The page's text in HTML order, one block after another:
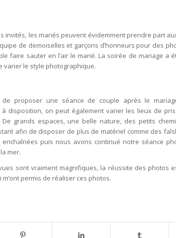
invités, les mariés peuvent évidemment prendre part
de demoiselles et garçons d’honneurs pour des
faire sauter en l’air le marié. La soirée de mariage a
varier le style photographique.
proposer une séance de couple après le
disposition, on peut également varier les lieux de
De grands espaces, une belle nature, des petits
afin de disposer de plus de matériel comme des
puis nous avons continué notre séance
mer.
sont vraiment magnifiques, la réussite des photos
permis de réaliser ces photos.